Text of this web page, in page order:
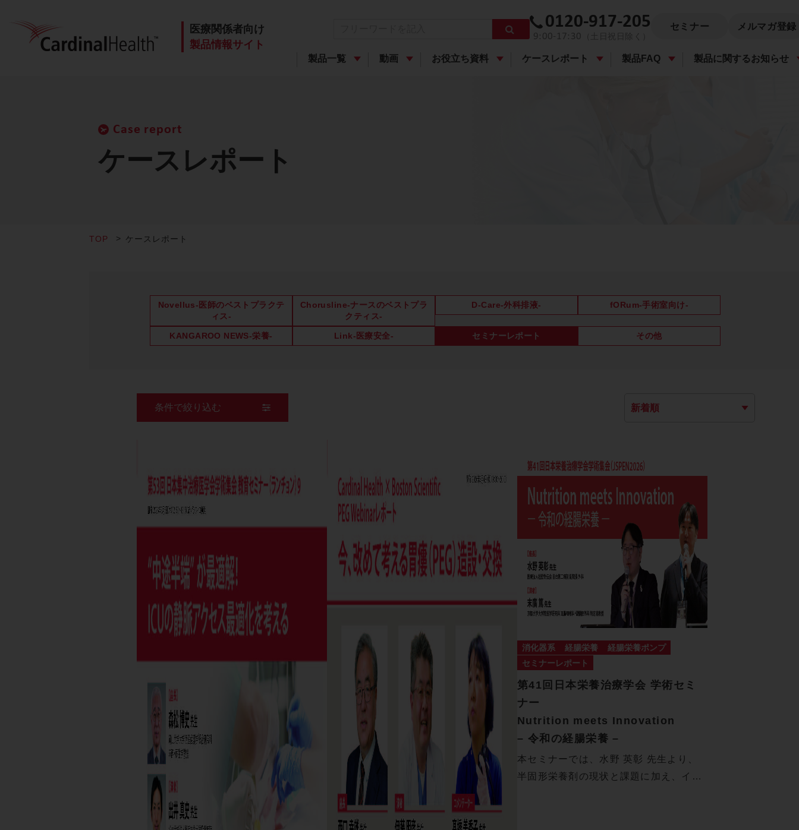
医療関係者向け
製品情報サイト
0120-917-205
9:00-17:30
セミナー メルマガ登録
製品一覧 動画 お役立ち資料 ケースレポート 製品FAQ 製品に関するお知らせ
Case report
ケースレポート
TOP ケースレポート
Novellus-医師のベストプラクテ
ィス-
Chorusline-ナースのベストプラ
クティス-
D-Care-外科排液- fORum-手術室向け-
KANGAROO NEWS-栄養- Link-医療安全- セミナーレポート その他
条件で絞り込む
消化器系 経腸栄養
経腸栄養ポンプ
セミナーレポート
第41回日本栄養治療学会 学術セミ
ナー
Nutrition meets Innovation
– 令和の経腸栄養 –
本セミナーでは、水野 英彰 先生より、
半固形栄養剤の現状と課題に加え、イノ